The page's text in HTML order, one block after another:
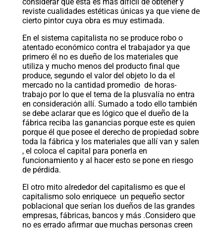
reviste cualidades estéticas únicas ya que viene de
cierto pintor cuya obra es muy estimada.
En el sistema capitalista no se produce robo o
atentado económico contra el trabajador ya que
primero él no es dueño de los materiales que
utiliza y mucho menos del producto final que
produce, segundo el valor del objeto lo da el
mercado no la cantidad promedio de horas-
trabajo por lo que el tema de la plusvalía no entra
en consideración allí. Sumado a todo ello también
se debe aclarar que es lógico que el dueño de la
fábrica reciba las ganancias porque este es quien
porque él que posee el derecho de propiedad sobre
toda la fábrica y los materiales que allí van y salen
, el coloca el capital para ponerla en
funcionamiento y al hacer esto se pone en riesgo
de pérdida.
El otro mito alrededor del capitalismo es que el
capitalismo solo enriquece un pequeño sector
poblacional que serían los dueños de las grandes
empresas, fábricas, bancos y más .Considero que
no es errado afirmar que muchas personas creen